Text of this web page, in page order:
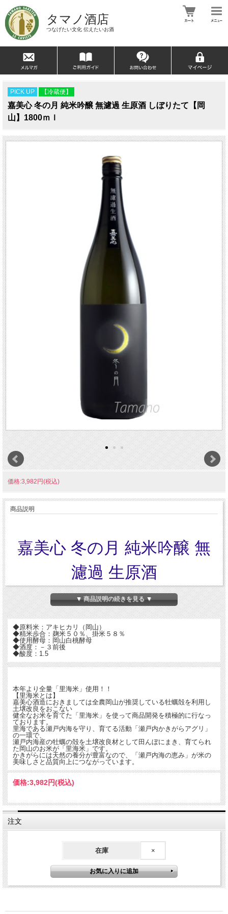
タマノ酒店
つなげたい文化 伝えたいお酒
PICK UP 【冷蔵便】
嘉美心 冬の月 純米吟醸 無濾過 生原酒 しぼりたて【岡
山】1800ｍｌ
価格:3,982円(税込)
商品説明
嘉美心 冬の月 純米吟醸 無
濾過 生原酒
とれたての新米をふんだんに使い、嘉美心独自の仕込み方により米の本来持ってい
そのまま「旨味」として伝える事ができました
（蔵元より）
米の旨味を凝縮したような芳醇な味わいと、銀光に輝いた月からしたたり落ちた絹
のようなお酒を詰めました。
▼ 商品説明の続きを見る ▼
◆原料米：アキヒカリ（岡山）
◆精米歩合：麹米５０％、掛米５８％
◆使用酵母：岡山白桃酵母
◆酒度：－３前後
◆酸度：1.5
本年より全量「里海米」使用！！
【里海米とは】
嘉美心酒造におきましては全農岡山が推奨している牡蠣殻を利用し
土壌改良をおこない
健全なお米を育てた「里海米」を使って商品開発を積極的に行なっ
ております。
里海である瀬戸内海を守り、育てる活動「瀬戸内かきがらアグリ」
の一環で、
瀬戸内海産の牡蠣の殻を土壌改良材として田んぼにまき、育てられ
た岡山のお米が「里海米」です。
かきがらには天然の養分が豊富なので、「瀬戸内海の恵み」が米の
美味しさと品質向上につながっています。
価格:3,982円(税込)
注文
在庫 ×